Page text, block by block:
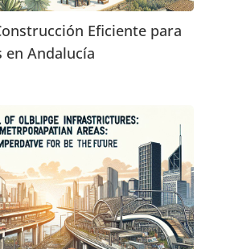
Eficiente para
en Andalucía